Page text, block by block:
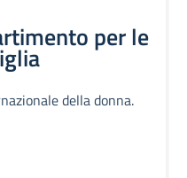
per le
della donna.